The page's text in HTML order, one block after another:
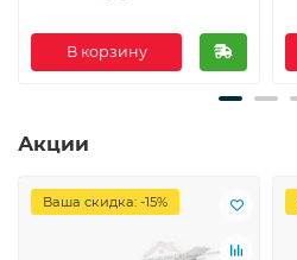
В корзину
Акции
Ваша скидка: -15%